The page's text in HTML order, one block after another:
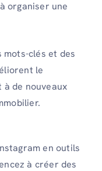
organiser une
mots-clés et des
le
de nouveaux
en outils
à créer des